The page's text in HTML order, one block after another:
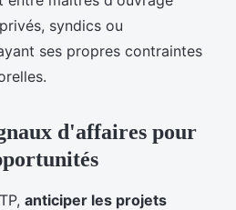
syndics ou
ses propres contraintes
d'affaires pour
anticiper les projets